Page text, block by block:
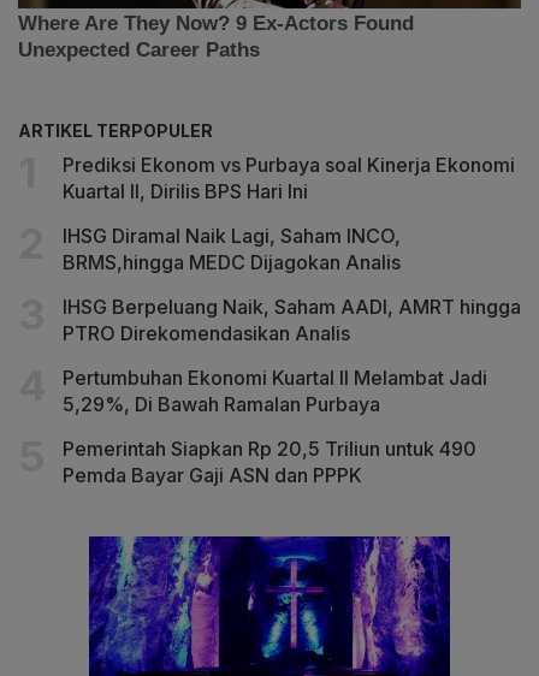
ARTIKEL TERPOPULER
Prediksi Ekonom vs Purbaya soal Kinerja Ekonomi
Kuartal II, Dirilis BPS Hari Ini
IHSG Diramal Naik Lagi, Saham INCO,
BRMS,hingga MEDC Dijagokan Analis
IHSG Berpeluang Naik, Saham AADI, AMRT hingga
PTRO Direkomendasikan Analis
Pertumbuhan Ekonomi Kuartal II Melambat Jadi
5,29%, Di Bawah Ramalan Purbaya
Pemerintah Siapkan Rp 20,5 Triliun untuk 490
Pemda Bayar Gaji ASN dan PPPK